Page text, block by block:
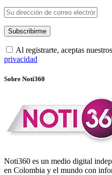
Al registrarte, aceptas
privacidad
Sobre Noti360
Noti360 es un medio digital
en Colombia y el mundo con